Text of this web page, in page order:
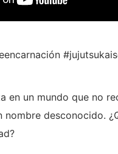
en un mundo que no
desconocido.